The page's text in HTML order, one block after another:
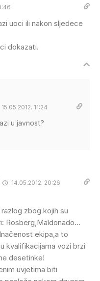
uoci ili nakon sljedece
dokazati.
15.05.2012. 11:24
u javnost?
14.05.2012. 20:26
zbog kojih su
Rosberg,Maldonado…
ekipa,a to
kvalifikacijama vozi brzi
desetinke!
uvjetima biti